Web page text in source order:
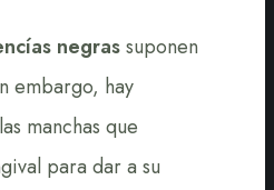
negrassuponen
embargo, hay
manchas que
para dar a su